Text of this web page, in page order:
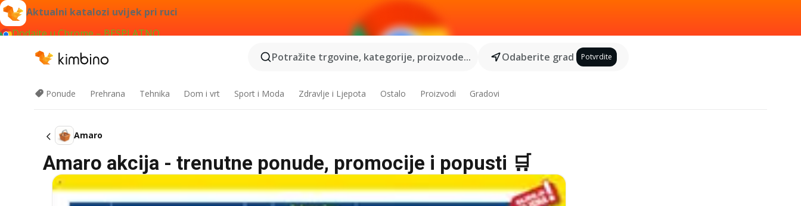
Aktualni katalozi uvijek pri ruci
Dodajte u Chrome – BESPLATNO
Potražite trgovine, kategorije, proizvode...
Odaberite grad Potvrdite
Ponude Prehrana Tehnika Dom i vrt Sport i Moda Zdravlje i Ljepota Ostalo Proizvodi Gradovi
Amaro
Amaro akcija - trenutne ponude, promocije i popusti 🛒